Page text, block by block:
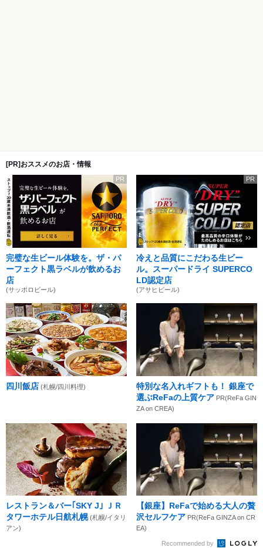
[PR]おススメのお店・情報
PR
完璧な生ビール体験を。ザ・パ
ーフェクト黒ラベルが飲めるお
店
(サッポロビール)
PR
冷えと品質にこだわる生ビー
ル。スーパードライ SUPERCO
LD認定店
(アサヒビール)
四川飯店 (札幌/四川料理)
特別な名入れギフトも！ 銀座で
選ぶReFaの上質ケア PR(ReFa GIN
ZA on CREA)
レストラン＆バー｢SKY J｣ ＪＲ
タワーホテル日航札幌 (札幌/イタリ
アン)
【銀座】ReFaで始める大人の贅
沢セルフケア PR(ReFa GINZA on CR
EA)
Recommended by